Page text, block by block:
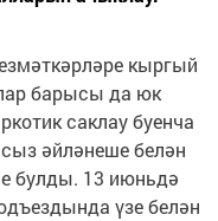
кыргый
барысы да юк
саклау буенча
әйләнеше белән
булды. 13 июньдә
үзе белән